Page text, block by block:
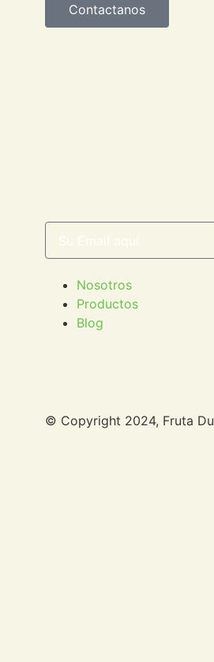
Contactanos
Nosotros
Productos
Blog
© Copyright 2024, Fruta